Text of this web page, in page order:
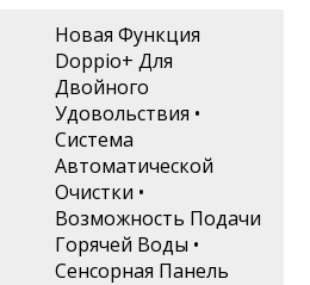
Новая Функция
Doppio+ Для
Двойного
Удовольствия •
Система
Автоматической
Очистки •
Возможность Подачи
Горячей Воды •
Сенсорная Панель